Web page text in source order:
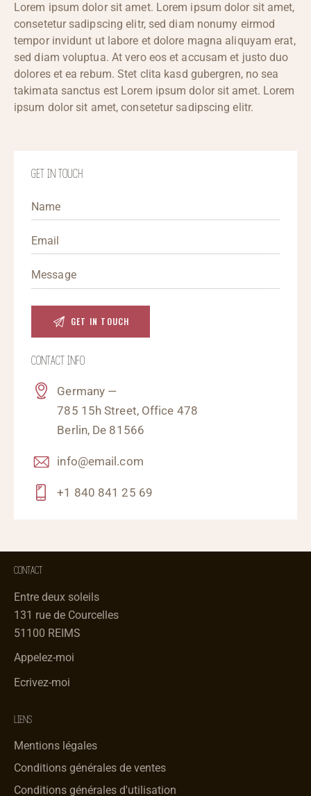
Lorem ipsum dolor sit amet. Lorem ipsum dolor sit amet,
consetetur sadipscing elitr, sed diam nonumy eirmod
tempor invidunt ut labore et dolore magna aliquyam erat,
sed diam voluptua. At vero eos et accusam et justo duo
dolores et ea rebum. Stet clita kasd gubergren, no sea
takimata sanctus est Lorem ipsum dolor sit amet. Lorem
ipsum dolor sit amet, consetetur sadipscing elitr.
GET IN TOUCH
CONTACT INFO
Germany —
785 15h Street, Office 478
Berlin, De 81566
info@email.com
+1 840 841 25 69
CONTACT
Entre deux soleils
131 rue de Courcelles
51100 REIMS
Appelez-moi
Ecrivez-moi
LIENS
Mentions légales
Conditions générales de ventes
Conditions générales d'utilisation